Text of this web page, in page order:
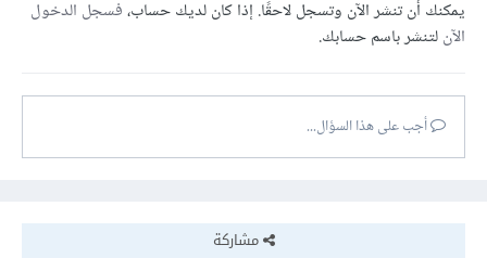
يمكنك أن تنشر الآن وتسجل لاحقًا. إذا كان لديك حساب،فسجل الدخول
الآنلتنشر باسم حسابك.
أجب على هذا السؤال...
مشاركة